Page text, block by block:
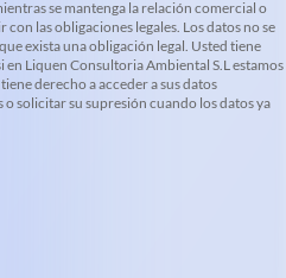
se mantenga la relación comercial o
las obligaciones legales. Los datos no se
exista una obligación legal. Usted tiene
Liquen Consultoria Ambiental S.L estamos
derecho a acceder a sus datos
solicitar su supresión cuando los datos ya